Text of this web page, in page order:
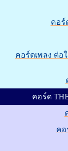
คอร์
คอร์ดเพลง ต่อ
คอร์ด
คอ